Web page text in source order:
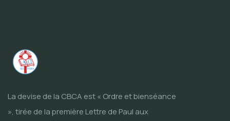
La devise de la CBCA est « Ordre et bienséance
», tirée de la première Lettre de Paul aux